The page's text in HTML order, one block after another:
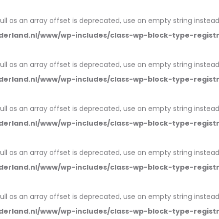
as an array offset is deprecated, use an empty string
www/wp-includes/class-wp-block-type-
as an array offset is deprecated, use an empty string
www/wp-includes/class-wp-block-type-
as an array offset is deprecated, use an empty string
www/wp-includes/class-wp-block-type-
as an array offset is deprecated, use an empty string
www/wp-includes/class-wp-block-type-
as an array offset is deprecated, use an empty string
www/wp-includes/class-wp-block-type-